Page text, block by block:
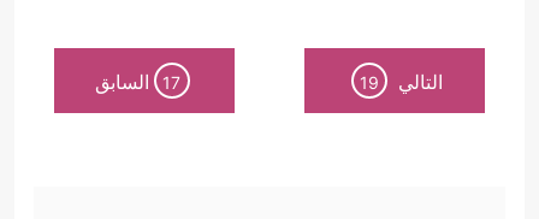
التالي 19
17 السابق